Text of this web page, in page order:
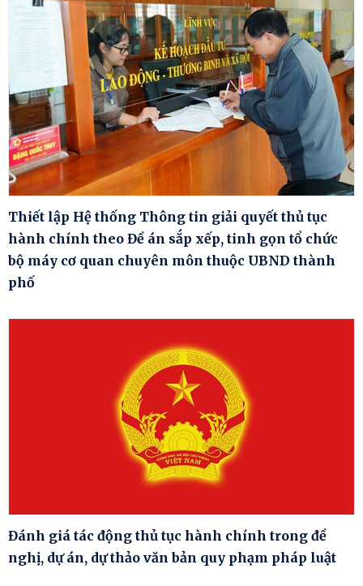
Thiết lập Hệ thống Thông tin giải quyết thủ tục
hành chính theo Đề án sắp xếp, tinh gọn tổ chức
bộ máy cơ quan chuyên môn thuộc UBND thành
phố
Đánh giá tác động thủ tục hành chính trong đề
nghị, dự án, dự thảo văn bản quy phạm pháp luật